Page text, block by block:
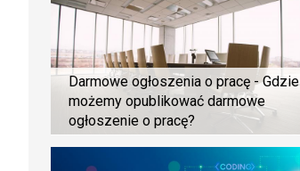
Darmowe ogłoszenia o pracę - Gdzie
możemy opublikować darmowe
ogłoszenie o pracę?